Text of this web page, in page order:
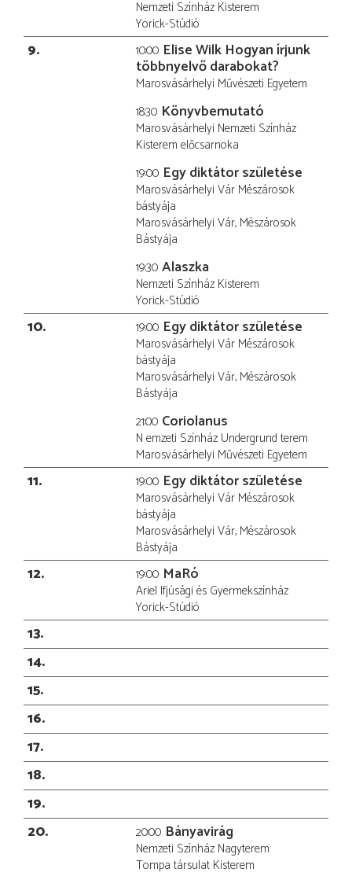
Nemzeti Színház Kisterem
Yorick-Stúdió
9 10:00 Elise Wilk Hogyan írjunk
többnyelvő darabokat?
Marosvásárhelyi Művészeti Egyetem
18:30 Könyvbemutató
Marosvásárhelyi Nemzeti Színház
Kisterem előcsarnoka
19:00 Egy diktátor születése
Marosvásárhelyi Vár Mészárosok
bástyája
Marosvásárhelyi Vár, Mészárosok
Bástyája
19:30 Alaszka
Nemzeti Színház Kisterem
Yorick-Stúdió
10 19:00 Egy diktátor születése
Marosvásárhelyi Vár Mészárosok
bástyája
Marosvásárhelyi Vár, Mészárosok
Bástyája
21:00 Coriolanus
N emzeti Színház Undergrund terem
Marosvásárhelyi Művészeti Egyetem
11 19:00 Egy diktátor születése
Marosvásárhelyi Vár Mészárosok
bástyája
Marosvásárhelyi Vár, Mészárosok
Bástyája
12 19:00 MaRó
Ariel Ifjúsági és Gyermekszínház
Yorick-Stúdió
13
14
15
16
17
18
19
20
20:00 Bányavirág
Nemzeti Színház Nagyterem
Tompa társulat Kisterem